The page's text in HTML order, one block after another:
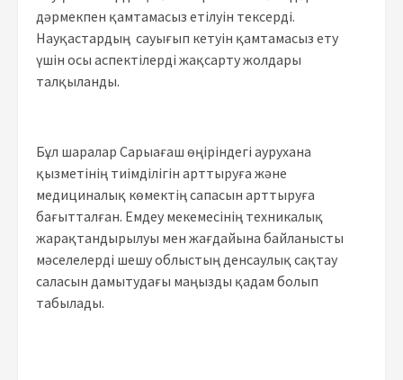
дәрмекпен қамтамасыз етілуін тексерді.
Науқастардың сауығып кетуін қамтамасыз ету
үшін осы аспектілерді жақсарту жолдары
талқыланды.
Бұл шаралар Сарыағаш өңіріндегі аурухана
қызметінің тиімділігін арттыруға және
медициналық көмектің сапасын арттыруға
бағытталған. Емдеу мекемесінің техникалық
жарақтандырылуы мен жағдайына байланысты
мәселелерді шешу облыстың денсаулық сақтау
саласын дамытудағы маңызды қадам болып
табылады.